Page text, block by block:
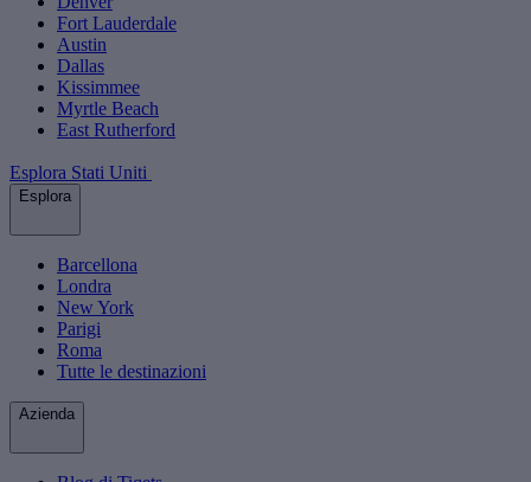
Fort Lauderdale
Austin
Dallas
Kissimmee
Myrtle Beach
East Rutherford
Esplora Stati Uniti
Esplora
Barcellona
Londra
New York
Parigi
Roma
Tutte le destinazioni
Azienda